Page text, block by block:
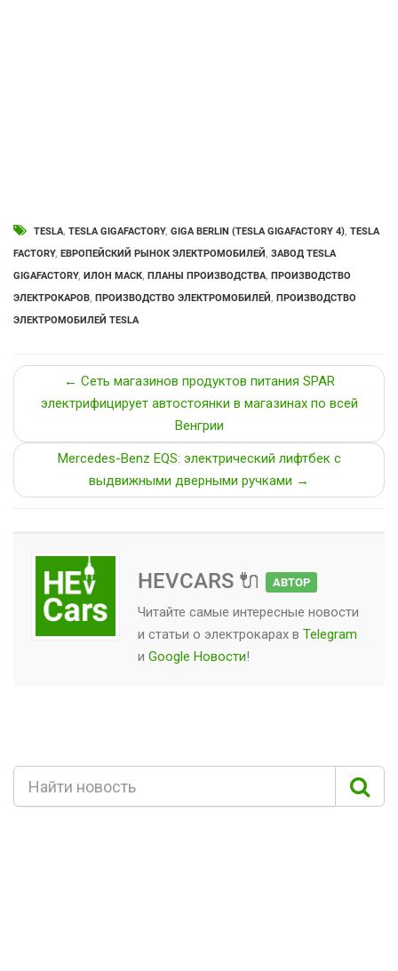
TESLA, TESLA GIGAFACTORY, GIGA BERLIN (TESLA GIGAFACTORY 4), TESLA
FACTORY, ЕВРОПЕЙСКИЙ РЫНОК ЭЛЕКТРОМОБИЛЕЙ, ЗАВОД TESLA
GIGAFACTORY, ИЛОН МАСК, ПЛАНЫ ПРОИЗВОДСТВА, ПРОИЗВОДСТВО
ЭЛЕКТРОКАРОВ, ПРОИЗВОДСТВО ЭЛЕКТРОМОБИЛЕЙ, ПРОИЗВОДСТВО
ЭЛЕКТРОМОБИЛЕЙ TESLA
← Сеть магазинов продуктов питания SPAR
электрифицирует автостоянки в магазинах по всей
Венгрии
Mercedes-Benz EQS: электрический лифтбек с
выдвижными дверными ручками →
HEVCARS 🔌 АВТОР
Читайте самые интересные новости
и статьи о электрокарах в Telegram
и Google Новости!